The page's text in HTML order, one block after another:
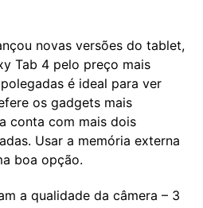
novas versões do tablet,
Tab 4 pelo preço mais
é ideal para ver
os gadgets mais
conta com mais dois
Usar a memória externa
boa opção.
a qualidade da câmera – 3